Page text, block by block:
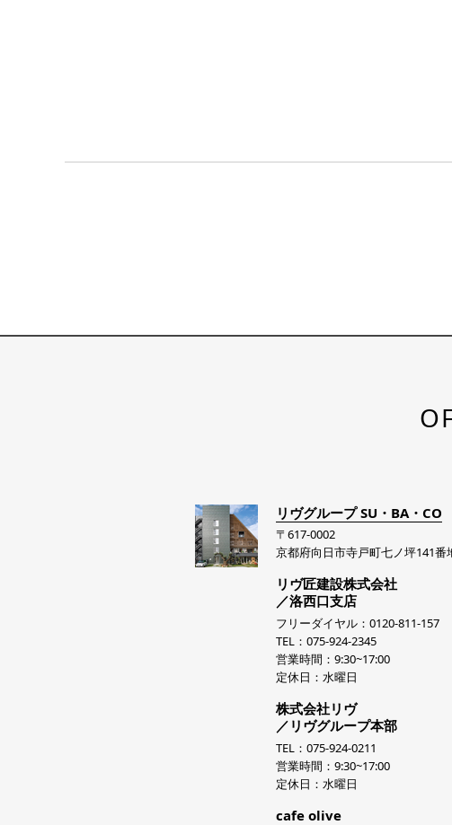
リヴグループ SU・BA・CO
〒617-0002
京都府向日市寺戸町七ノ坪141番
リヴ匠建設株式会社
／洛西口支店
フリーダイヤル：0120-811-157
TEL：075-924-2345
営業時間：9:30~17:00
定休日：水曜日
株式会社リヴ
／リヴグループ本部
TEL：075-924-0211
営業時間：9:30~17:00
定休日：水曜日
cafe olive